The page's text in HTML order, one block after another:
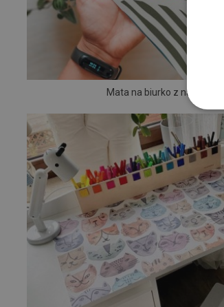
Mata na biurko z nadrukiem